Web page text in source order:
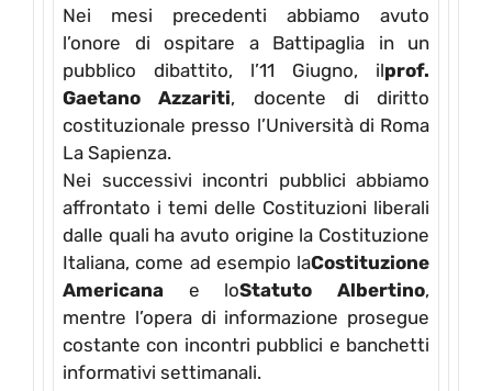
Nei mesi precedenti abbiamo avuto
l’onore di ospitare a Battipaglia in un
pubblico dibattito, l’11 Giugno, ilprof.
Gaetano Azzariti, docente di diritto
costituzionale presso l’Università di Roma
La Sapienza.
Nei successivi incontri pubblici abbiamo
affrontato i temi delle Costituzioni liberali
dalle quali ha avuto origine la Costituzione
Italiana, come ad esempio laCostituzione
Americana e loStatuto Albertino,
mentre l’opera di informazione prosegue
costante con incontri pubblici e banchetti
informativi settimanali.